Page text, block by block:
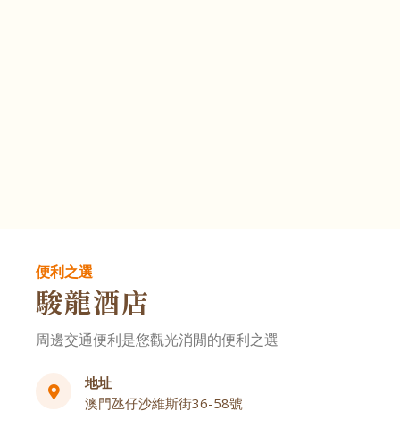
便利之選
駿龍酒店
周邊交通便利是您觀光消閒的便利之選
地址
澳門氹仔沙維斯街36-58號